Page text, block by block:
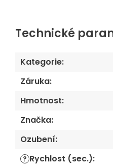
Technické
Kategorie:
Záruka:
Hmotnost:
Značka:
Ozubení:
? Rychlost (sec.):